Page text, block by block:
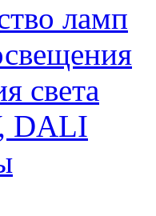
ламп
света
DALI